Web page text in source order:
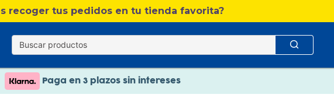
recoger tus pedidos en tu tienda favorita?
Nuevo catálogo Verano
gratis. A partir de 60€(excepto Baleares)
Paga en 3 plazos sin intereses
Nuevo catálogo Verano